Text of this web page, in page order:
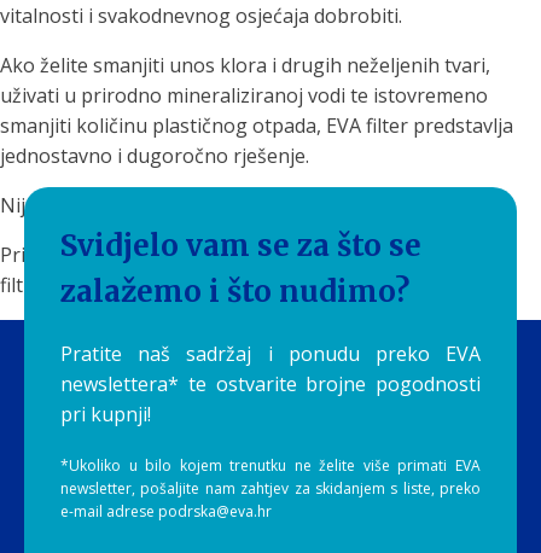
vitalnosti i svakodnevnog osjećaja dobrobiti.
Ako želite smanjiti unos klora i drugih neželjenih tvari,
uživati u prirodno mineraliziranoj vodi te istovremeno
smanjiti količinu plastičnog otpada, EVA filter predstavlja
jednostavno i dugoročno rješenje.
Nije svaka voda ista.
Priuštite sebi i svojoj obitelji čistu, ukusnu i prirodno
filtriranu vodu svaki dan uz EVA filtere by Aquilia.
Svidjelo vam se za što se
zalažemo i što nudimo?
Pratite naš sadržaj i ponudu preko EVA
newslettera* te ostvarite brojne pogodnosti
pri kupnji!
*Ukoliko u bilo kojem trenutku ne želite više primati EVA
newsletter, pošaljite nam zahtjev za skidanjem s liste, preko
e-mail adrese podrska@eva.hr